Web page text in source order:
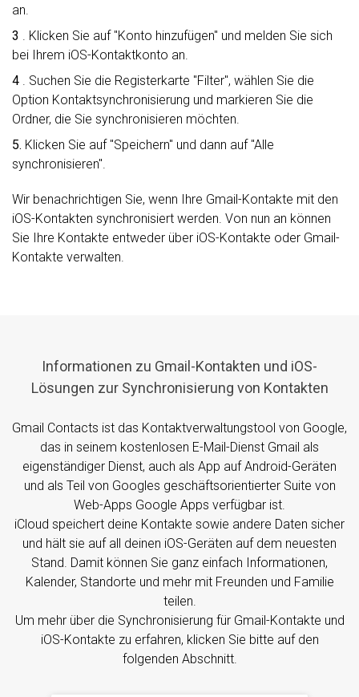
an.
3 . Klicken Sie auf "Konto hinzufügen" und melden Sie sich
bei Ihrem iOS-Kontaktkonto an.
4 . Suchen Sie die Registerkarte "Filter", wählen Sie die
Option Kontaktsynchronisierung und markieren Sie die
Ordner, die Sie synchronisieren möchten.
5. Klicken Sie auf "Speichern" und dann auf "Alle
synchronisieren".
Wir benachrichtigen Sie, wenn Ihre Gmail-Kontakte mit den
iOS-Kontakten synchronisiert werden. Von nun an können
Sie Ihre Kontakte entweder über iOS-Kontakte oder Gmail-
Kontakte verwalten.
Informationen zu Gmail-Kontakten und iOS-
Lösungen zur Synchronisierung von Kontakten
Gmail Contacts ist das Kontaktverwaltungstool von Google,
das in seinem kostenlosen E-Mail-Dienst Gmail als
eigenständiger Dienst, auch als App auf Android-Geräten
und als Teil von Googles geschäftsorientierter Suite von
Web-Apps Google Apps verfügbar ist.
iCloud speichert deine Kontakte sowie andere Daten sicher
und hält sie auf all deinen iOS-Geräten auf dem neuesten
Stand. Damit können Sie ganz einfach Informationen,
Kalender, Standorte und mehr mit Freunden und Familie
teilen.
Um mehr über die Synchronisierung für Gmail-Kontakte und
iOS-Kontakte zu erfahren, klicken Sie bitte auf den
folgenden Abschnitt.